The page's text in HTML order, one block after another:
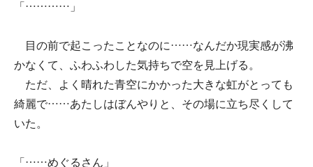
「…………」
目の前で起こったことなのに……なんだか現実感が沸
かなくて、ふわふわした気持ちで空を見上げる。
ただ、よく晴れた青空にかかった大きな虹がとっても
綺麗で……あたしはぼんやりと、その場に立ち尽くして
いた。
「……めぐるさん」